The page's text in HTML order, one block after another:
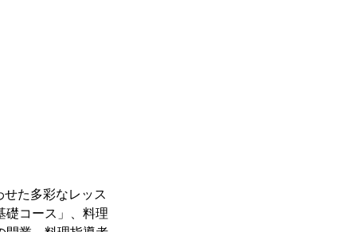
せた多彩なレッス
礎コース」、料理